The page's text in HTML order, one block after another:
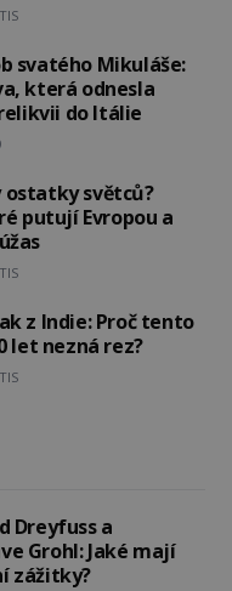
svatého Mikuláše:
která odnesla
do Itálie
ostatky světců?
putují Evropou a
z Indie: Proč tento
let nezná rez?
Dreyfuss a
Grohl: Jaké mají
zážitky?